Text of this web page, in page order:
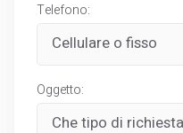
Telefono:
Oggetto: